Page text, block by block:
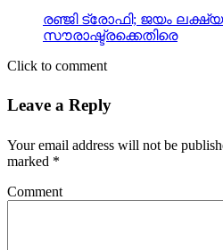
രഞ്ജി ട്രോഫി; ജയം
സൗരാഷ്ട്രക്കെതിരെ
Click to comment
Leave a Reply
Your email address will not be
marked *
Comment